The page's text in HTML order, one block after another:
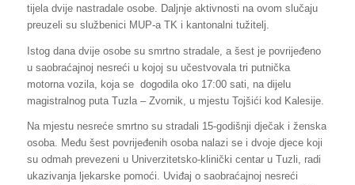
tijela dvije nastradale osobe. Daljnje aktivnosti na ovom slučaju
preuzeli su službenici MUP-a TK i kantonalni tužitelj.
Istog dana dvije osobe su smrtno stradale, a šest je povrijeđeno
u saobraćajnoj nesreći u kojoj su učestvovala tri putnička
motorna vozila, koja se dogodila oko 17:00 sati, na dijelu
magistralnog puta Tuzla – Zvornik, u mjestu Tojšići kod Kalesije.
Na mjestu nesreće smrtno su stradali 15-godišnji dječak i ženska
osoba. Među šest povrijeđenih osoba nalazi se i dvoje djece koji
su odmah prevezeni u Univerzitetsko-klinički centar u Tuzli, radi
ukazivanja ljekarske pomoći. Uviđaj o saobraćajnoj nesreći